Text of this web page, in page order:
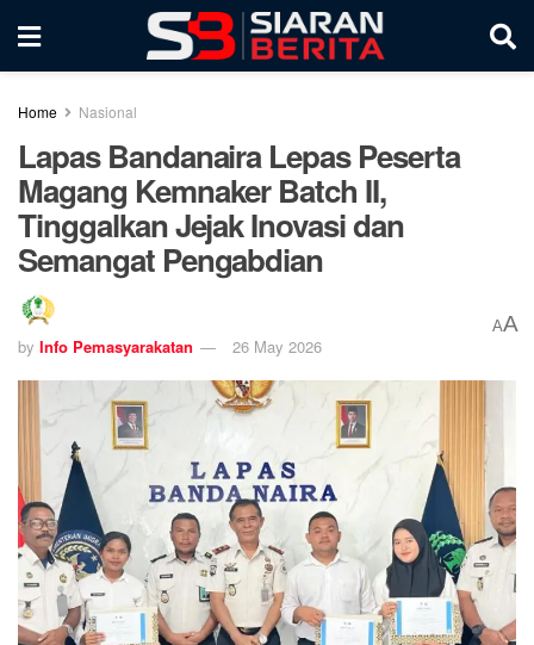
Home Nasional
Lapas Bandanaira Lepas Peserta
Magang Kemnaker Batch II,
Tinggalkan Jejak Inovasi dan
Semangat Pengabdian ‎
by Info Pemasyarakatan 26 May 2026
AA